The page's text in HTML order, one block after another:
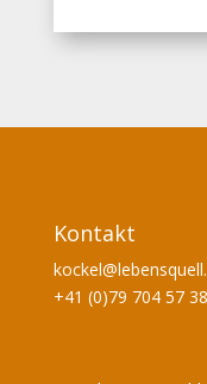
Kontakt
+41 (0)79 704 57 38